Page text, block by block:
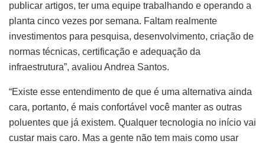
publicar artigos, ter uma equipe trabalhando e operando a
planta cinco vezes por semana. Faltam realmente
investimentos para pesquisa, desenvolvimento, criação de
normas técnicas, certificação e adequação da
infraestrutura”, avaliou Andrea Santos.
“Existe esse entendimento de que é uma alternativa ainda
cara, portanto, é mais confortável você manter as outras
poluentes que já existem. Qualquer tecnologia no início vai
custar mais caro. Mas a gente não tem mais como usar